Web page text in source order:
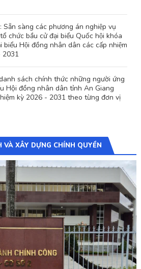
Sẵn sàng các phương án nghiệp vụ
chức bầu cử đại biểu Quốc hội khóa
biểu Hội đồng nhân dân các cấp nhiệm
2031
sách chính thức những người ứng
Hội đồng nhân dân tỉnh An Giang
kỳ 2026 - 2031 theo từng đơn vị
VÀ XÂY DỰNG CHÍNH QUYỀN